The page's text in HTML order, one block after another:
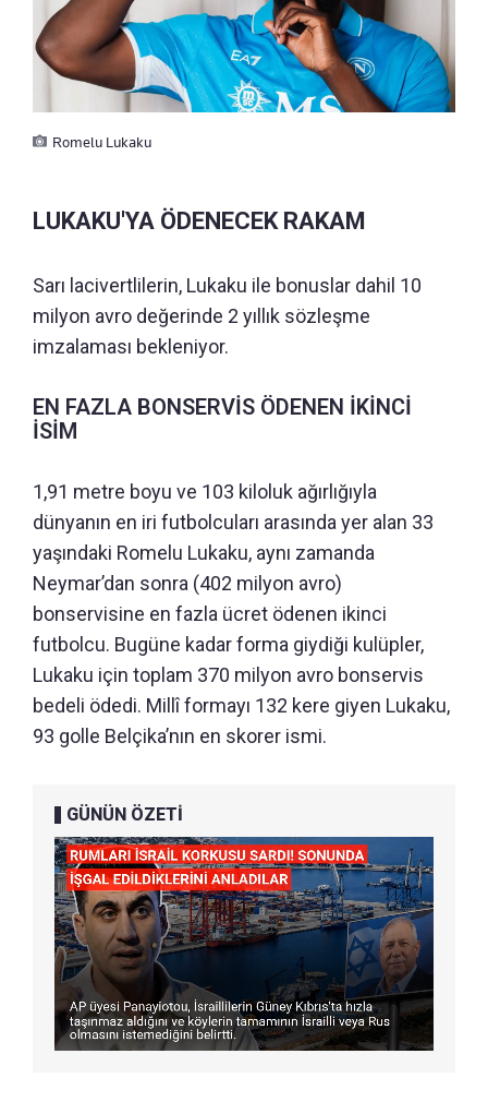
Romelu Lukaku
LUKAKU'YA ÖDENECEK RAKAM
Sarı lacivertlilerin, Lukaku ile bonuslar dahil 10
milyon avro değerinde 2 yıllık sözleşme
imzalaması bekleniyor.
EN FAZLA BONSERVİS ÖDENEN İKİNCİ
İSİM
1,91 metre boyu ve 103 kiloluk ağırlığıyla
dünyanın en iri futbolcuları arasında yer alan 33
yaşındaki Romelu Lukaku, aynı zamanda
Neymar’dan sonra (402 milyon avro)
bonservisine en fazla ücret ödenen ikinci
futbolcu. Bugüne kadar forma giydiği kulüpler,
Lukaku için toplam 370 milyon avro bonservis
bedeli ödedi. Millî formayı 132 kere giyen Lukaku,
93 golle Belçika’nın en skorer ismi.
GÜNÜN ÖZETİ